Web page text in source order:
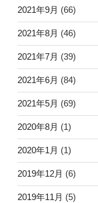
2021年9月 (66)
2021年8月 (46)
2021年7月 (39)
2021年6月 (84)
2021年5月 (69)
2020年8月 (1)
2020年1月 (1)
2019年12月 (6)
2019年11月 (5)